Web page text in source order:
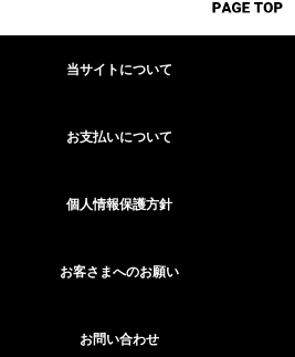
当サイトについて
お支払いについて
個人情報保護方針
お客さまへのお願い
お問い合わせ